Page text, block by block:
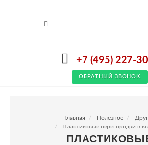
+7 (495) 227-
ОБРАТНЫЙ ЗВОНОК
Главная Полезное
Пластиковые перегородки в